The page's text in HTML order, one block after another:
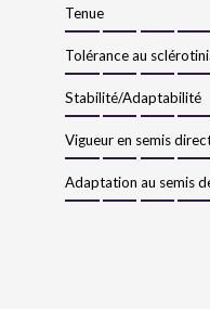
Tenue
Tolérance au
Stabilité/Adaptabilité
Vigueur en semis
Adaptation au semis